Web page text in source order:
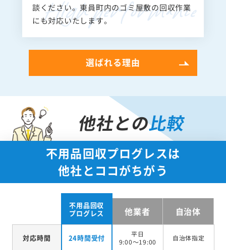
談ください。東員町内のゴミ屋敷の回収作業
にも対応いたします。
選ばれる理由
他社との比較
不用品回収プログレスは
他社とココがちがう
不用品回収
プログレス
他業者 自治体
対応時間 24時間受付
平日
9:00～19:00
自治体指定